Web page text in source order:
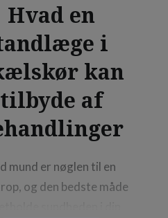
Hvad en
i
kan
tilbyde af
mund er nøglen til en
og den bedste måde